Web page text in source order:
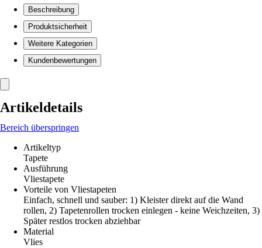
Beschreibung
Produktsicherheit
Weitere Kategorien
Kundenbewertungen
Artikeldetails
Bereich überspringen
Artikeltyp
Tapete
Ausführung
Vliestapete
Vorteile von Vliestapeten
Einfach, schnell und sauber: 1) Kleister direkt auf die Wand
rollen, 2) Tapetenrollen trocken einlegen - keine Weichzeiten, 3)
Später restlos trocken abziehbar
Material
Vlies